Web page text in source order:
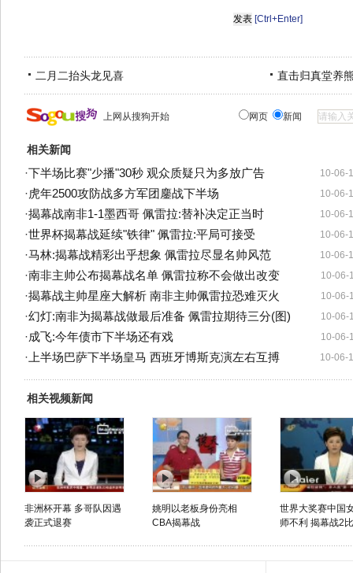
[Ctrl+Enter]
二月二抬头龙见喜 直击归真堂养
上网从搜狗开始 网页 新闻
相关新闻
10-06-
·下半场比赛"少播"30秒 观众质疑只为多放广告
10-06-
·虎年2500攻防战多方军团鏖战下半场
10-06-
·揭幕战南非1-1墨西哥 佩雷拉:替补决定正当时
10-06-
·世界杯揭幕战延续"铁律" 佩雷拉:平局可接受
10-06-
·马林:揭幕战精彩出乎想象 佩雷拉尽显名帅风范
10-06-
·南非主帅公布揭幕战名单 佩雷拉称不会做出改变
10-06-
·揭幕战主帅星座大解析 南非主帅佩雷拉恐难灭火
10-06-
·幻灯:南非为揭幕战做最后准备 佩雷拉期待三分(图)
10-06-
·成飞:今年债市下半场还有戏
10-06-
· 上半场巴萨下半场皇马 西班牙博斯克演左右互搏
相关视频新闻
非洲杯开幕 多哥队因遇
袭正式退赛
姚明以老板身份亮相
CBA揭幕战
世界大奖赛中国
师不利 揭幕战2